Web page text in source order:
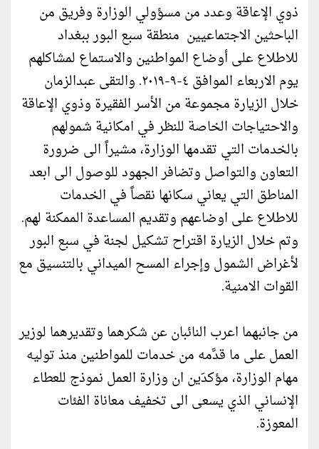
ذوي الإعاقة وعدد من مسؤولي الوزارة وفريق من
الباحثين الاجتماعيين منطقة سبع البور ببغداد
للاطلاع على أوضاع المواطنين والاستماع لمشاكلهم
يوم الاربعاء الموافق ٤-٩-٢٠١٩. والتقى عبدالزمان
خلال الزيارة مجموعة من الأسر الفقيرة وذوي الإعاقة
والاحتياجات الخاصة للنظر في امكانية شمولهم
بالخدمات التي تقدمها الوزارة، مشيراً الى ضرورة
التعاون والتواصل وتضافر الجهود للوصول الى ابعد
المناطق التي يعاني سكانها نقصاً في الخدمات
للاطلاع على اوضاعهم وتقديم المساعدة الممكنة لهم.
وتم خلال الزيارة اقتراح تشكيل لجنة في سبع البور
لأغراض الشمول وإجراء المسح الميداني بالتنسيق مع
القوات الامنية.
من جانبهما اعرب النائبان عن شكرهما وتقديرهما لوزير
العمل على ما قدَّمه من خدمات للمواطنين منذ توليه
مهام الوزارة، مؤكدَين ان وزارة العمل نموذج للعطاء
الإنساني الذي يسعى الى تخفيف معاناة الفئات
المعوزة.